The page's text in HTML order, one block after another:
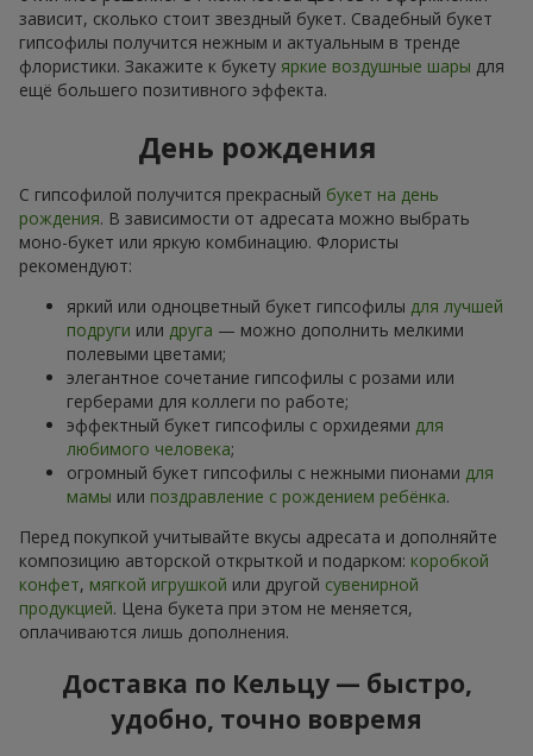
зависит, сколько стоит звездный букет. Свадебный букет
гипсофилы получится нежным и актуальным в тренде
флористики. Закажите к букету яркие воздушные шары для
ещё большего позитивного эффекта.
День рождения
С гипсофилой получится прекрасный букет на день
рождения. В зависимости от адресата можно выбрать
моно-букет или яркую комбинацию. Флористы
рекомендуют:
яркий или одноцветный букет гипсофилы для лучшей
подруги или друга — можно дополнить мелкими
полевыми цветами;
элегантное сочетание гипсофилы с розами или
герберами для коллеги по работе;
эффектный букет гипсофилы с орхидеями для
любимого человека;
огромный букет гипсофилы с нежными пионами для
мамы или поздравление с рождением ребёнка.
Перед покупкой учитывайте вкусы адресата и дополняйте
композицию авторской открыткой и подарком: коробкой
конфет, мягкой игрушкой или другой сувенирной
продукцией. Цена букета при этом не меняется,
оплачиваются лишь дополнения.
Доставка по Кельцу — быстро,
удобно, точно вовремя